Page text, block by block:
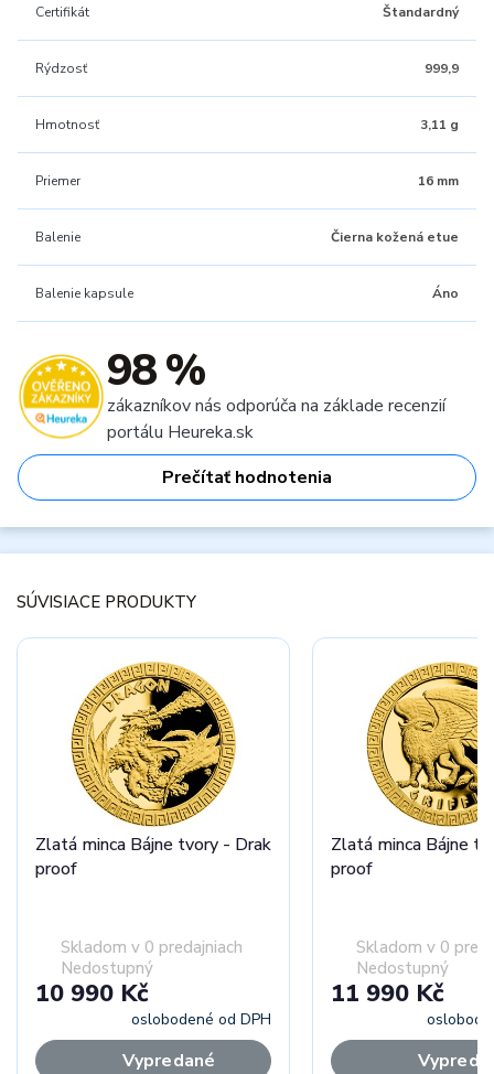
Certifikát Štandardný
Rýdzosť 999,9
Hmotnosť 3,11 g
Priemer 16 mm
Balenie Čierna kožená etue
Balenie kapsule Áno
98 %
zákazníkov nás odporúča na základe recenzií
portálu Heureka.sk
Prečítať hodnotenia
SÚVISIACE PRODUKTY
Zlatá minca Bájne tvory - Drak
proof
Skladom v 0 predajniach
Nedostupný
10 990 Kč
oslobodené od DPH
Vypredané
Zlatá minca Bájne
proof
Skladom v 0
Nedostupný
11 990 Kč